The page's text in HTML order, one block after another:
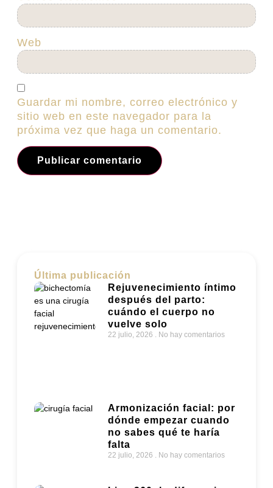
Correo electrónico*
Web
Guardar mi nombre, correo electrónico y
sitio web en este navegador para la
Última publicación
Rejuvenecimiento íntimo
después del parto:
cuándo el cuerpo no
vuelve solo
Armonización facial: por
dónde empezar cuando
no sabes qué te haría
falta